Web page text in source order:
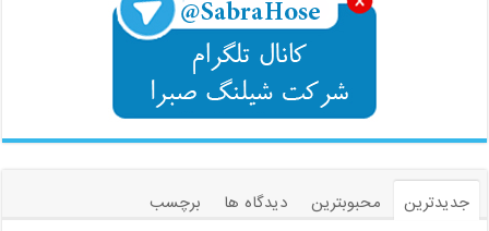
جدیدترین محبوبترین دیدگاه ها
برچسب